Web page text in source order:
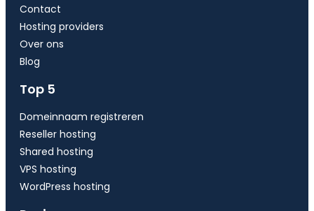
Contact
Hosting providers
Over ons
Blog
Top 5
Domeinnaam registreren
Reseller hosting
Shared hosting
VPS hosting
WordPress hosting